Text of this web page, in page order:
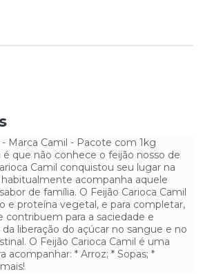
- PACOTE COM 500G
SABOR MANTEIGA YOKI - 100G
SABOR NATURAL YOKI - 100G
- Marca Camil - Pacote com 1kg
é que não conhece o feijão nosso de
Camil conquistou seu lugar na
habitualmente acompanha aquele
de família. O Feijão Carioca Camil
e proteína vegetal, e para completar,
contribuem para a saciedade e
liberação do açúcar no sangue e no
O Feijão Carioca Camil é uma
acompanhar: * Arroz; * Sopas; *